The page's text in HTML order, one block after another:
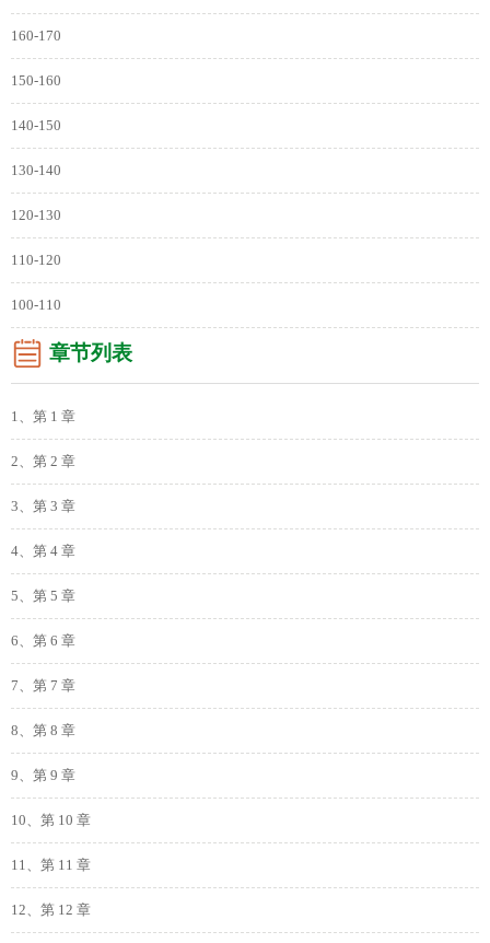
160-170
150-160
140-150
130-140
120-130
110-120
100-110
章节列表
1、第 1 章
2、第 2 章
3、第 3 章
4、第 4 章
5、第 5 章
6、第 6 章
7、第 7 章
8、第 8 章
9、第 9 章
10、第 10 章
11、第 11 章
12、第 12 章